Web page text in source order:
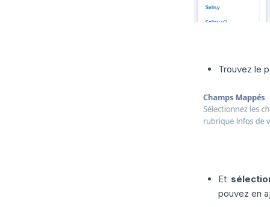
Trouvez le
Et
pouvez en